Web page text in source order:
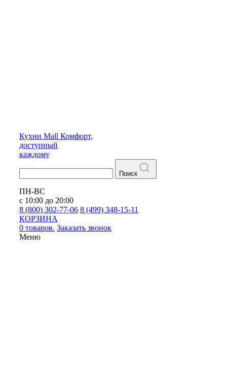
Кухни Mall Комфорт,
доступный
каждому
Поиск
ПН-ВС
с 10:00 до 20:00
8 (800) 302-77-06 8 (499) 348-15-11
КОРЗИНА
0 товаров. Заказать звонок
Меню